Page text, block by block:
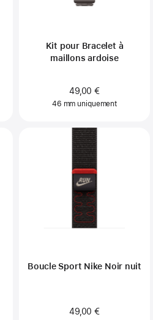
Kit pour Bracelet à
maillons ardoise
49,00 €
46 mm uniquement
Boucle Sport Nike Noir nuit
49,00 €